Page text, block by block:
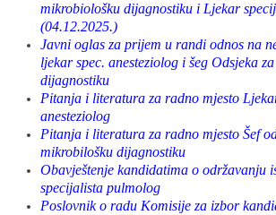
mikrobiološku dijagnostiku i Ljekar
(04.12.2025.)
Javni oglas za prijem u randi odnos na
ljekar spec. anesteziolog i šeg Odsjeka
dijagnostiku
Pitanja i literatura za radno mjesto
anesteziolog
Pitanja i literatura za radno mjesto Šef
mikrobilošku dijagnostiku
Obavještenje kandidatima o održavanju
specijalista pulmolog
Poslovnik o radu Komisije za izbor